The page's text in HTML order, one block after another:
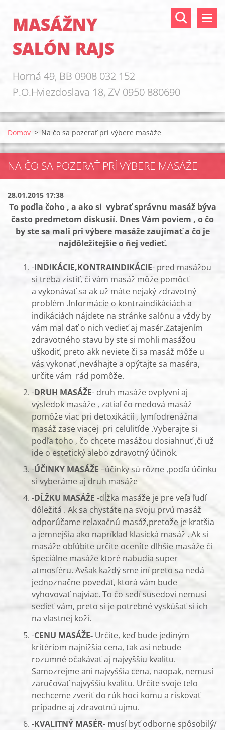
MASÁŽNY
SALÓN RAJS
Horná 49, BB 0908 032 152
P.O.Hviezdoslava 18, ZV 0950 880690
Domov > Na čo sa pozerať prí výbere masáže
NA ČO SA POZERAŤ PRÍ VÝBERE MASÁŽE
28.01.2015 17:38
To poďla čoho , a ako si vybrať správnu masáž býva
často predmetom diskusií. Dnes Vám poviem , o čo
by ste sa mali pri výbere masáže zaujímať a čo je
najdôležitejšie o ňej vedieť.
-INDIKÁCIE,KONTRAINDIKÁCIE- pred masážou
si treba zistiť, či vám masáž môže pomôcť
a vykonávať sa ak už máte nejaký zdravotný
problém .Informácie o kontraindikáciách a
indikáciách nájdete na stránke salónu a vždy by
vám mal dať o nich vedieť aj masér.Zatajením
zdravotného stavu by ste si mohli masážou
uškodiť, preto akk neviete či sa masáž môže u
vás vykonať ,neváhajte a opýtajte sa maséra,
určite vám rád pomôže.
-DRUH MASÁŽE- druh masáže ovplyvní aj
výsledok masáže , zatiaľ čo medová masáž
pomôže viac pri detoxikácií , lymfodrenážna
masáž zase viacej pri celulitíde .Vyberajte si
podľa toho , čo chcete masážou dosiahnuť ,či už
ide o estetický alebo zdravotný účinok.
-ÚČINKY MASÁŽE –účinky sú rôzne ,podľa účinku
si vyberáme aj druh masáže
-DĹŽKU MASÁŽE -dĺžka masáže je pre veľa ľudí
dôležitá . Ak sa chystáte na svoju prvú masáž
odporúčame relaxačnú masáž,pretože je kratšia
a jemnejšia ako napríklad klasická masáž . Ak si
masáže obľúbite určite oceníte dlhšie masáže či
špeciálne masáže ktoré nabudia super
atmosféru. Avšak každý sme iní preto sa nedá
jednoznačne povedať, ktorá vám bude
vyhovovať najviac. To čo sedí susedovi nemusí
sedieť vám, preto si je potrebné vyskúšať si ich
na vlastnej koži.
-CENU MASÁŽE- Určite, keď bude jediným
kritériom najnižšia cena, tak asi nebude
rozumné očakávať aj najvyššiu kvalitu.
Samozrejme ani najvyššia cena, naopak, nemusí
zaručovať najvyššiu kvalitu. Určite svoje telo
nechceme zveriť do rúk hoci komu a riskovať
prípadne aj zdravotnú ujmu.
-KVALITNÝ MASÉR- musí byť odborne spôsobilý/